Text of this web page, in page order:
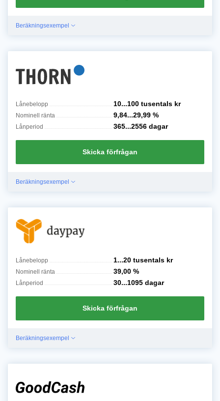
Beräkningsexempel
Lånebelopp 10...100 tusentals kr
Nominell ränta 9,84...29,99 %
Lånperiod 365...2556 dagar
Skicka förfrågan
Beräkningsexempel
Lånebelopp 1...20 tusentals kr
Nominell ränta 39,00 %
Lånperiod 30...1095 dagar
Skicka förfrågan
Beräkningsexempel